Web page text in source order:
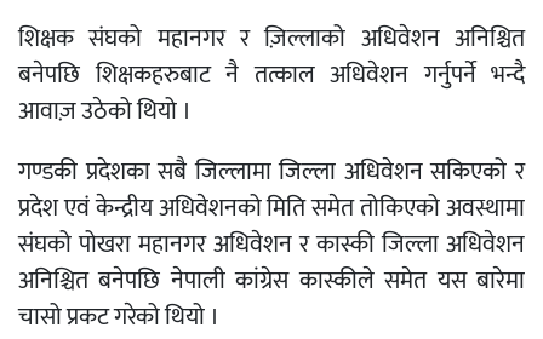
शिक्षक संघको महानगर र ज़िल्लाको अधिवेशन अनिश्चित
बनेपछि शिक्षकहरुबाट नै तत्काल अधिवेशन गर्नुपर्ने भन्दै
आवाज़ उठेको थियो ।
गण्डकी प्रदेशका सबै जिल्लामा जिल्ला अधिवेशन सकिएको र
प्रदेश एवं केन्द्रीय अधिवेशनको मिति समेत तोकिएको अवस्थामा
संघको पोखरा महानगर अधिवेशन र कास्की जिल्ला अधिवेशन
अनिश्चित बनेपछि नेपाली कांग्रेस कास्कीले समेत यस बारेमा
चासो प्रकट गरेको थियो ।